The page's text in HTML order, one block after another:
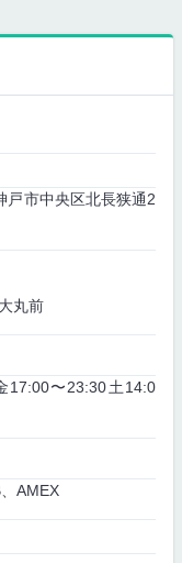
市中央区北長狭通2
丸前
17:00〜23:30土14:0
AMEX